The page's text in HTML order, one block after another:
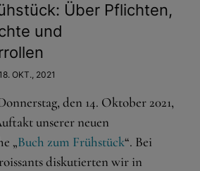
Über Pflichten,
und
18. OKT., 2021
den 14. Oktober 2021,
unserer neuen
„Buch zum Frühstück“. Bei
diskutierten wir in